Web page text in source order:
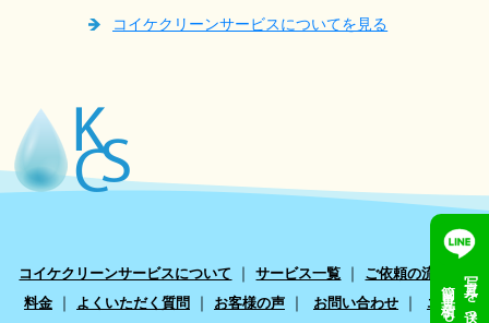
コイケクリーンサービスについてを見る
コイケクリーンサービスについて ｜サービス一覧 ｜ ご依頼の流れ ｜
料金｜ よくいただく質問 ｜ お客様の声｜ お問い合わせ｜ エアコ
簡単見積もり